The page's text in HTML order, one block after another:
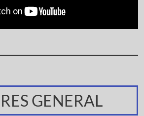
GENERAL